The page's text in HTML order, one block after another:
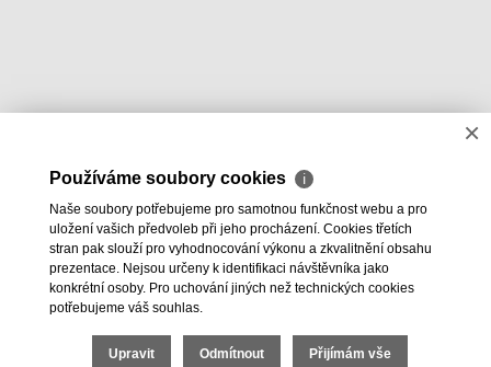
×
Používáme soubory cookies ℹ
Naše soubory potřebujeme pro samotnou funkčnost webu a pro
uložení vašich předvoleb při jeho procházení. Cookies třetích
stran pak slouží pro vyhodnocování výkonu a zkvalitnění obsahu
prezentace. Nejsou určeny k identifikaci návštěvníka jako
konkrétní osoby. Pro uchování jiných než technických cookies
potřebujeme váš souhlas.
Upravit Odmítnout Přijímám vše